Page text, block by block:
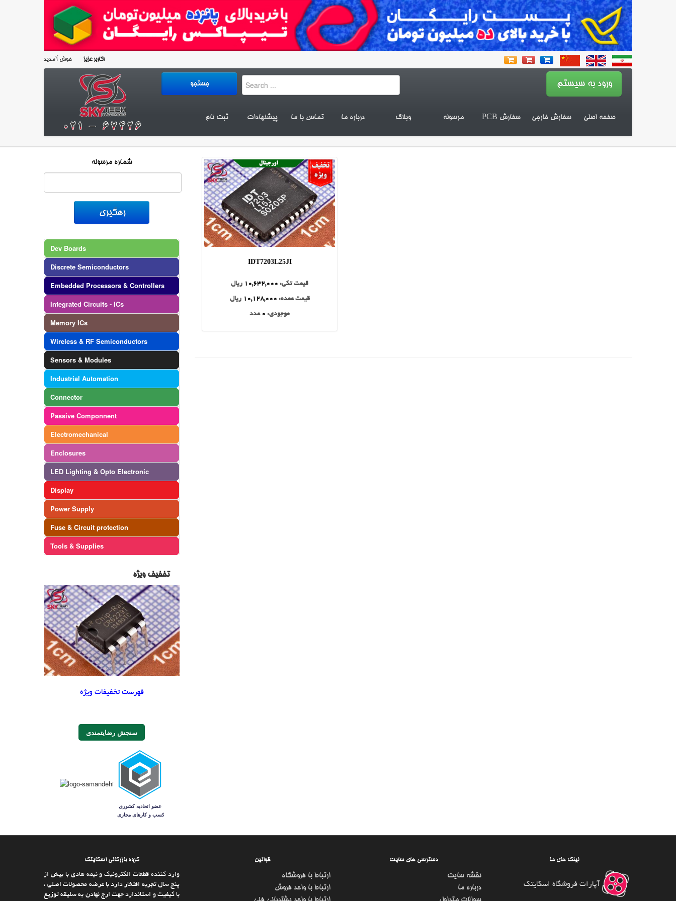
کاربر عزیزخوش آمدید!
صفحه اصلی سفارش خارجی سفارش PCB مرسوله وبلاگ درباره ما تماس با ما پیشنهادات ثبت نام
شماره مرسوله
Dev Boards
Discrete Semiconductors
Embedded Processors & Controllers
Integrated Circuits - ICs
Memory ICs
Wireless & RF Semiconductors
Sensors & Modules
Industrial Automation
Connector
Passive Componnent
Electromechanical
Enclosures
LED Lighting & Opto Electronic
Display
Power Supply
Fuse & Circuit protection
Tools & Supplies
تخفیف ویژه
فهرست تخفیفات ویژه
سنجش رضایتمندی
IDT7203L25JI
قیمت تکی: 10,632,000 ریال
قیمت عمده: 10,128,000 ریال
موجودی: 0 عدد
گروه بازرگانی اسکایتک
وارد كننده قطعات الکترونیک و نیمه هادی با بیش از
پنج سال تجربه افتخار دارد با عرضه محصولات اصلی ،
با كیفیت و استاندارد جهت ارج نهادن به سلیقه توزیع
قوانین
ارتباط با فروشگاه
ارتباط با واحد فروش
دسترسی های سایت
نقشه سایت
درباره ما
لینک های ما
آپارات فروشگاه اسکایتک